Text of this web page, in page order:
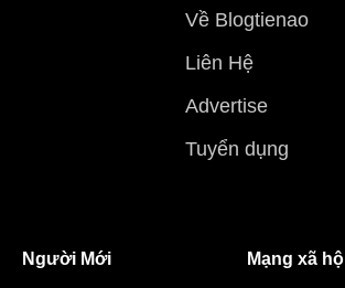
Về Blogtienao
Liên Hệ
Advertise
Tuyển dụng
Người Mới Mạng xã